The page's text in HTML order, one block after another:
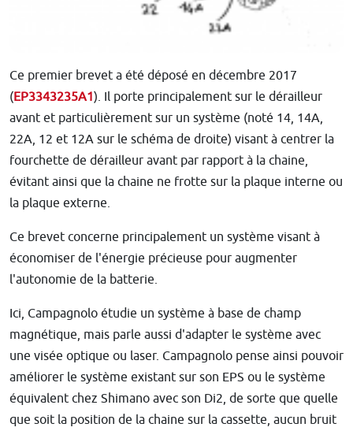
Ce premier brevet a été déposé en décembre 2017
(EP3343235A1). Il porte principalement sur le dérailleur
avant et particulièrement sur un système (noté 14, 14A,
22A, 12 et 12A sur le schéma de droite) visant à centrer la
fourchette de dérailleur avant par rapport à la chaine,
évitant ainsi que la chaine ne frotte sur la plaque interne ou
la plaque externe.
Ce brevet concerne principalement un système visant à
économiser de l'énergie précieuse pour augmenter
l'autonomie de la batterie.
Ici, Campagnolo étudie un système à base de champ
magnétique, mais parle aussi d'adapter le système avec
une visée optique ou laser. Campagnolo pense ainsi pouvoir
améliorer le système existant sur son EPS ou le système
équivalent chez Shimano avec son Di2, de sorte que quelle
que soit la position de la chaine sur la cassette, aucun bruit